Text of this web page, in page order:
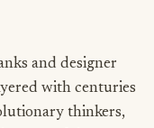
and designer
with centuries
thinkers,